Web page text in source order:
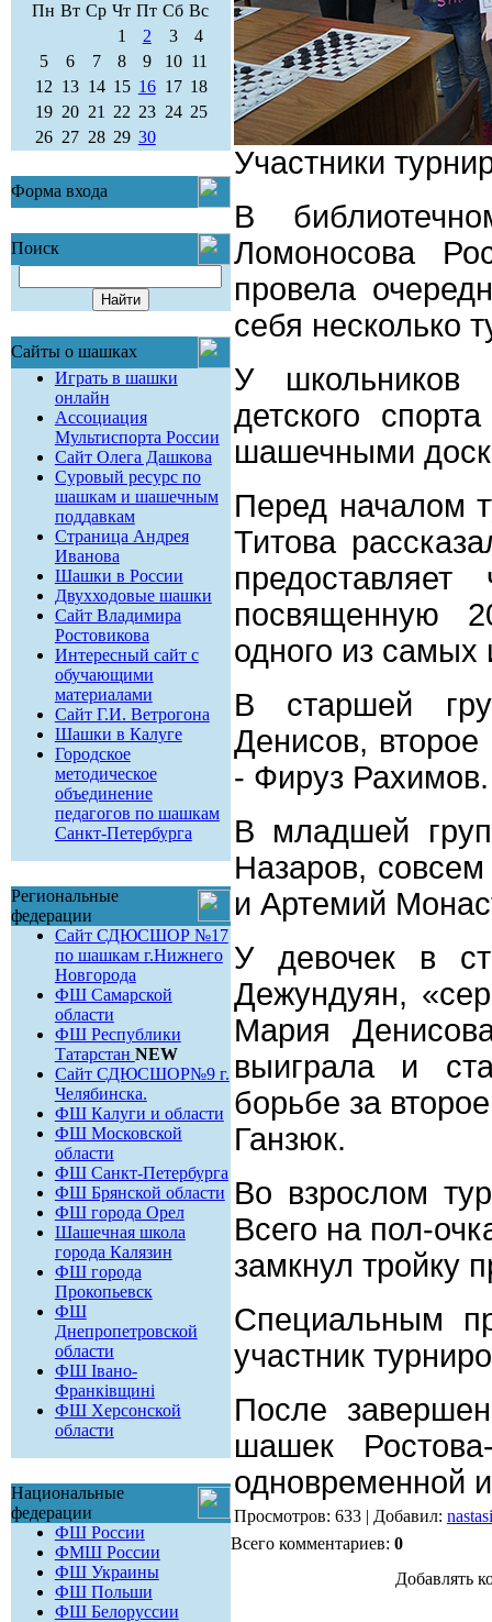
Пн Вт Ср Чт Пт Сб Вс
1
2 3
4
5
6 7 8 9 10 11
12 13 14 15 16 17 18
19 20 21 22 23 24 25
26 27 28 29 30
Форма входа
Поиск
Сайты о шашках
Играть в шашки
онлайн
Ассоциация
Мультиспорта России
Сайт Олега Дашкова
Суровый ресурс по
шашкам и шашечным
поддавкам
Страница Андрея
Иванова
Шашки в России
Двухходовые шашки
Сайт Владимира
Ростовикова
Интересный сайт с
обучающими
материалами
Сайт Г.И. Ветрогона
Шашки в Калуге
Городское
методическое
объединение
педагогов по шашкам
Санкт-Петербурга
Региональные
федерации
Сайт СДЮСШОР №17
по шашкам г.Нижнего
Новгорода
ФШ Самарской
области
ФШ Республики
Татарстан NEW
Сайт СДЮСШОР№9 г.
Челябинска.
ФШ Калуги и области
ФШ Московской
области
ФШ Санкт-Петербурга
ФШ Брянской области
ФШ города Орел
Шашечная школа
города Калязин
ФШ города
Прокопьевск
ФШ
Днепропетровской
области
ФШ Івано-
Франківщині
ФШ Херсонской
области
Национальные
федерации
ФШ России
ФМШ России
ФШ Украины
ФШ Польши
ФШ Белоруссии
Участники
В
Ломоносова
провела
себя несколько
У школьников
детского
шашечными
Перед началом
Титова
посвященную
одного из самых
В старшей
Денисов,
- Фируз Рахимов.
В младшей
Назаров,
и Артемий
У девочек в
Дежундуян,
Мария
выиграла и
борьбе за
Ганзюк.
Во взрослом
Всего на пол-
замкнул тройку
Специальным
участник
После
шашек
одновременной
Просмотров: 633 | Добавил:
Всего комментариев: 0
Добавлять